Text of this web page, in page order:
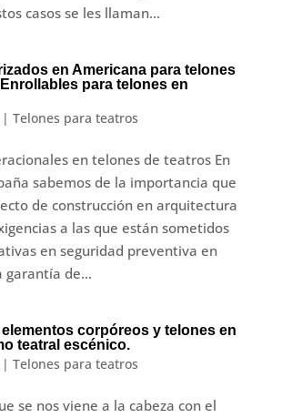
casos se les llaman...
en Americana para telones
para telones en
| Telones para teatros
en telones de teatros En
sabemos de la importancia que
de construcción en arquitectura
a las que están sometidos
en seguridad preventiva en
garantía de...
elementos corpóreos y telones en
teatral escénico.
| Telones para teatros
se nos viene a la cabeza con el